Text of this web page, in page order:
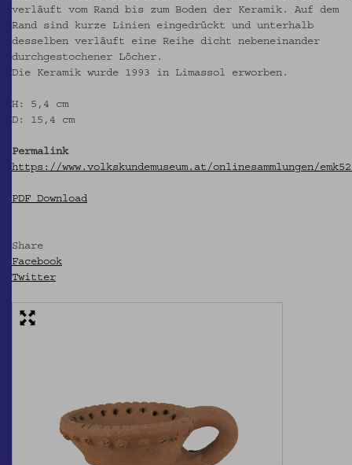
verläuft vom Rand bis zum Boden der Keramik. Auf dem
Rand sind kurze Linien eingedrückt und unterhalb
desselben verläuft eine Reihe dicht nebeneinander
durchgestochener Löcher.
Die Keramik wurde 1993 in Limassol erworben.
H: 5,4 cm
D: 15,4 cm
Permalink
https://www.volkskundemuseum.at/onlinesammlungen/
PDF Download
Share
Facebook
Twitter